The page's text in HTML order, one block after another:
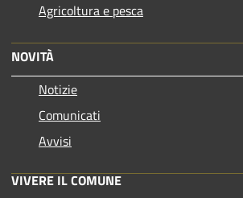
Agricoltura e pesca
NOVITÀ
Notizie
Comunicati
Avvisi
VIVERE IL COMUNE